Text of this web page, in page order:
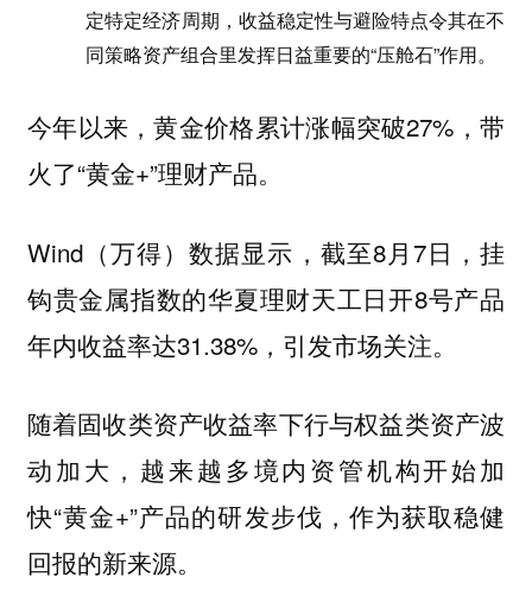
定特定经济周期，收益稳定性与避险特点令其在不
同策略资产组合里发挥日益重要的“压舱石”作用。
今年以来，黄金价格累计涨幅突破27%，带
火了“黄金+”理财产品。
Wind（万得）数据显示，截至8月7日，挂
钩贵金属指数的华夏理财天工日开8号产品
年内收益率达31.38%，引发市场关注。
随着固收类资产收益率下行与权益类资产波
动加大，越来越多境内资管机构开始加
快“黄金+”产品的研发步伐，作为获取稳健
回报的新来源。